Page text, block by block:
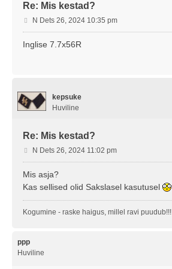
Re: Mis kestad?
P
o
s
N Dets 26, 2024 10:35 pm
Inglise 7.7x56R
kepsuke
Huviline
Re: Mis kestad?
P
o
s
i
t
u
N Dets 26, 2024 11:02 pm
Mis asja?
Kas sellised olid Sakslasel kasutusel
Kogumine - raske haigus, millel ravi puudub!!!
ppp
Huviline